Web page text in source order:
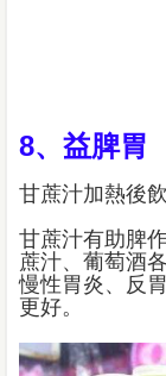
8、益脾胃
甘蔗汁加熱後
甘蔗汁有助脾
蔗汁、葡萄酒
慢性胃炎、反
更好。